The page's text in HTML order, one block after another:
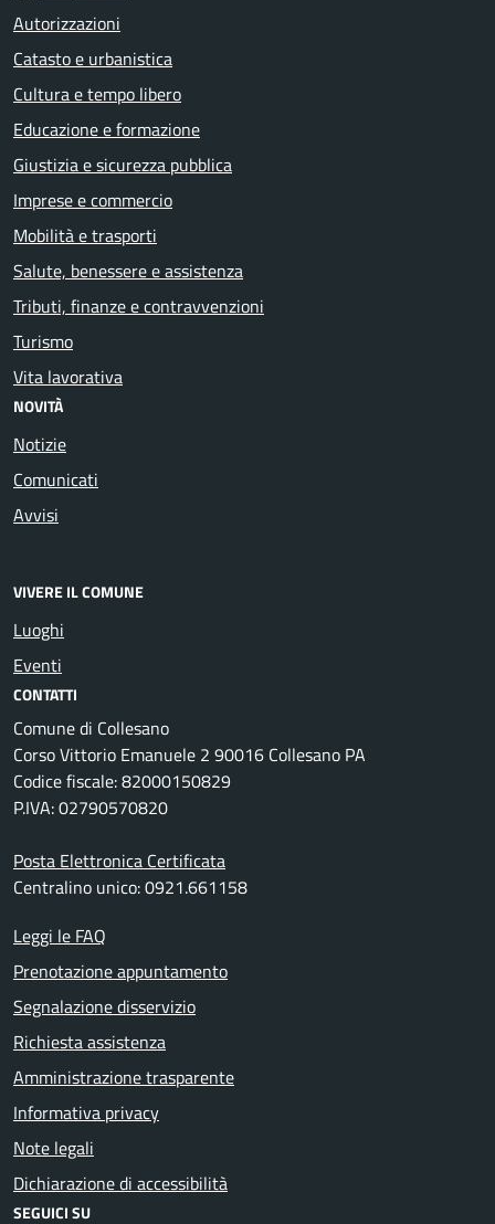
Autorizzazioni
Catasto e urbanistica
Cultura e tempo libero
Educazione e formazione
Giustizia e sicurezza pubblica
Imprese e commercio
Mobilità e trasporti
Salute, benessere e assistenza
Tributi, finanze e contravvenzioni
Turismo
Vita lavorativa
NOVITÀ
Notizie
Comunicati
Avvisi
VIVERE IL COMUNE
Luoghi
Eventi
CONTATTI
Comune di Collesano
Corso Vittorio Emanuele 2 90016 Collesano PA
Codice fiscale: 82000150829
P.IVA: 02790570820
Posta Elettronica Certificata
Centralino unico: 0921.661158
Leggi le FAQ
Prenotazione appuntamento
Segnalazione disservizio
Richiesta assistenza
Amministrazione trasparente
Informativa privacy
Note legali
Dichiarazione di accessibilità
SEGUICI SU